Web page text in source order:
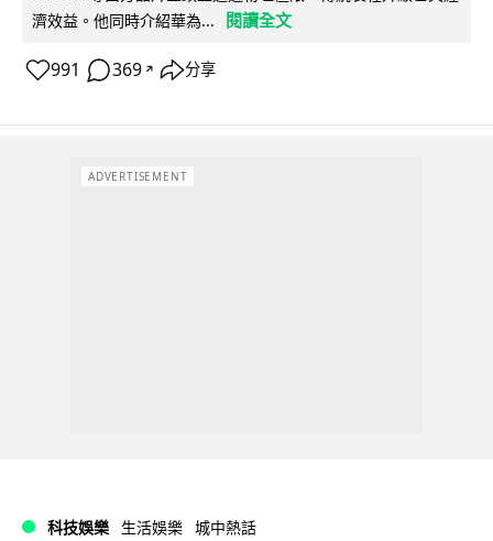
濟效益。他同時介紹華為...
閱讀全文
991 369 ↗ 分享
ADVERTISEMENT
科技娛樂 生活娛樂 城中熱話